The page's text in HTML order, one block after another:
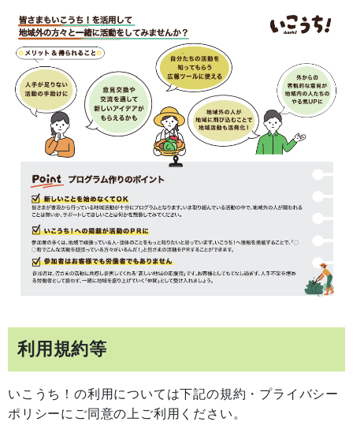
利用規約等
いこうち！の利用については下記の規約・プライバシー
ポリシーにご同意の上ご利用ください。